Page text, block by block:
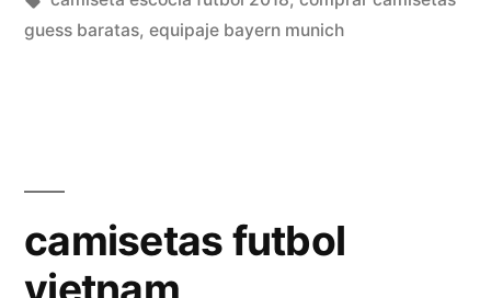
guess baratas, equipaje bayern munich
camisetas futbol